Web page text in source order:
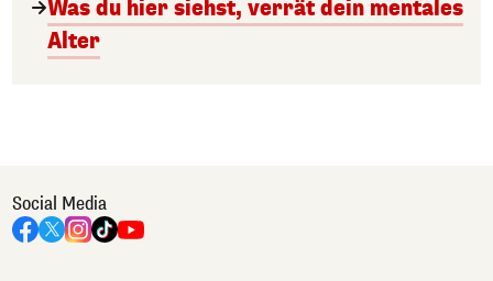
Was du hier siehst, verrät dein mentales
Alter
Social Media